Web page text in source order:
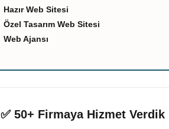
Hazır Web Sitesi
Özel Tasarım Web Sitesi
Web Ajansı
✅ 50+ Firmaya Hizmet Verdik